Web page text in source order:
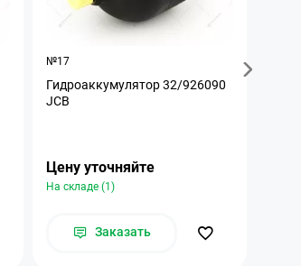
№17
Гидроаккумулятор 32/926090
JCB
Цену уточняйте
На складе (1)
Заказать